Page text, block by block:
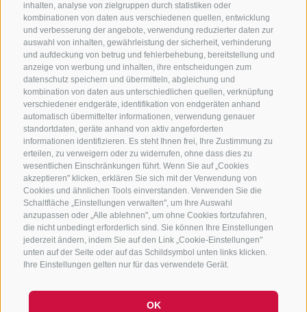
inhalten, analyse von zielgruppen durch statistiken oder
kombinationen von daten aus verschiedenen quellen, entwicklung
und verbesserung der angebote, verwendung reduzierter daten zur
auswahl von inhalten, gewährleistung der sicherheit, verhinderung
und aufdeckung von betrug und fehlerbehebung, bereitstellung und
anzeige von werbung und inhalten, ihre entscheidungen zum
datenschutz speichern und übermitteln, abgleichung und
kombination von daten aus unterschiedlichen quellen, verknüpfung
verschiedener endgeräte, identifikation von endgeräten anhand
automatisch übermittelter informationen, verwendung genauer
standortdaten, geräte anhand von aktiv angeforderten
informationen identifizieren. Es steht Ihnen frei, Ihre Zustimmung zu
erteilen, zu verweigern oder zu widerrufen, ohne dass dies zu
wesentlichen Einschränkungen führt. Wenn Sie auf „Cookies
akzeptieren" klicken, erklären Sie sich mit der Verwendung von
Cookies und ähnlichen Tools einverstanden. Verwenden Sie die
Schaltfläche „Einstellungen verwalten", um Ihre Auswahl
anzupassen oder „Alle ablehnen", um ohne Cookies fortzufahren,
die nicht unbedingt erforderlich sind. Sie können Ihre Einstellungen
jederzeit ändern, indem Sie auf den Link „Cookie-Einstellungen"
unten auf der Seite oder auf das Schildsymbol unten links klicken.
Ihre Einstellungen gelten nur für das verwendete Gerät.
OK
KONTAKTIERE UNS
+39 0472 765 325
info@sterzing.com
NEWSLETTER
Bleib am Laufenden
Newsletter Anmelden